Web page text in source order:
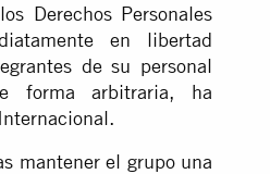
Derechos Personales
en libertad
de su personal
forma arbitraria, ha
mantener el grupo una